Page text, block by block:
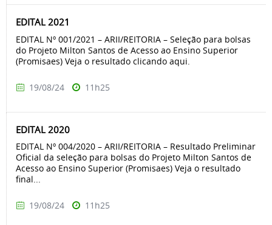
EDITAL 2021
EDITAL Nº 001/2021 – ARII/REITORIA – Seleção para bolsas
do Projeto Milton Santos de Acesso ao Ensino Superior
(Promisaes) Veja o resultado clicando aqui.
19/08/24 11h25
EDITAL 2020
EDITAL Nº 004/2020 – ARII/REITORIA – Resultado Preliminar
Oficial da seleção para bolsas do Projeto Milton Santos de
Acesso ao Ensino Superior (Promisaes) Veja o resultado
final...
19/08/24 11h25